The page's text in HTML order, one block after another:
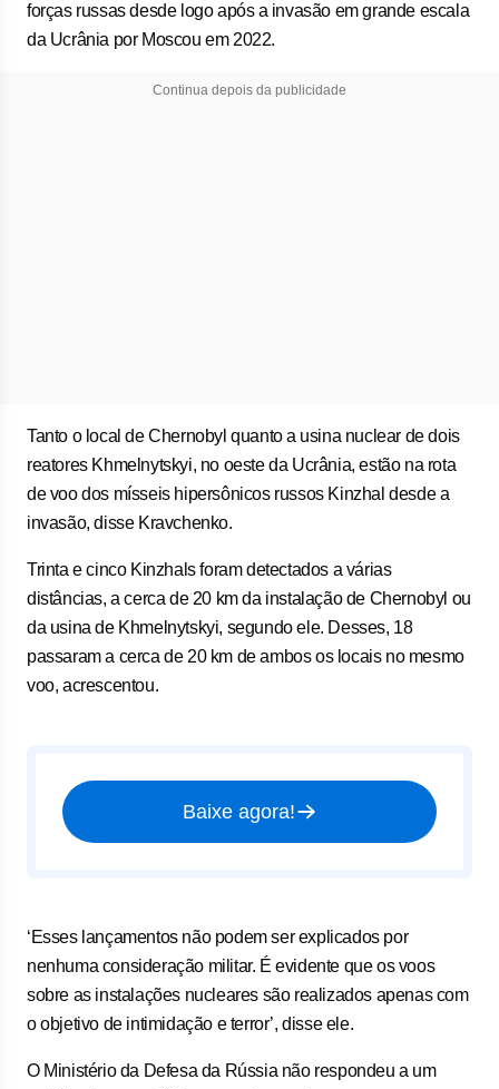
forças russas desde logo após a ⁠invasão ‌em grande escala
da Ucrânia por Moscou em 2022.
Continua depois da publicidade
Tanto o local de Chernobyl quanto ⁠a usina nuclear de dois
reatores Khmelnytskyi, no oeste da Ucrânia, estão na rota
de voo dos mísseis hipersônicos russos Kinzhal desde a
invasão, disse Kravchenko.
Trinta e cinco Kinzhals foram detectados a várias
distâncias, a cerca de 20 km da instalação de Chernobyl ou
da usina de Khmelnytskyi, segundo ele. Desses, 18 ​
passaram a cerca de 20 km de ambos os locais no mesmo
voo, acrescentou.
Baixe agora!
‘Esses lançamentos não podem ser explicados por
nenhuma consideração militar. É evidente que ​os voos
sobre as instalações nucleares são realizados apenas com
o objetivo de intimidação e terror’, disse ele.
O Ministério da Defesa da Rússia não respondeu a um